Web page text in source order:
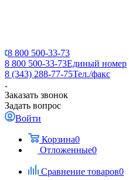
8 800 500-33-73
8 800 500-33-73Единый номер
8 (343) 288-77-75Тел./факс
Заказать звонок
Задать вопрос
Войти
Корзина0
Отложенные0
Сравнение товаров0